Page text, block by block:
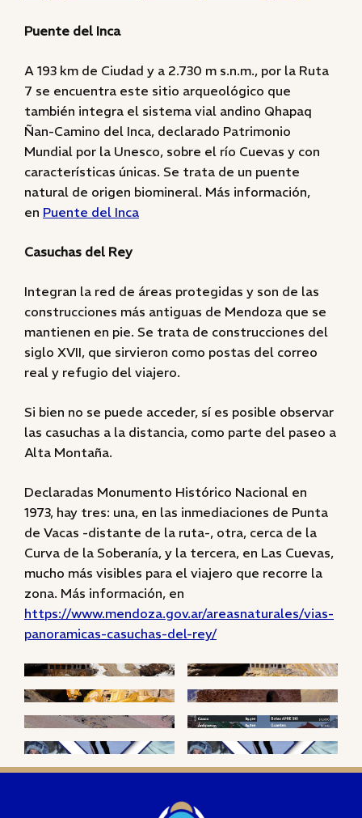
Puente del Inca
A 193 km de Ciudad y a 2.730 m s.n.m., por la Ruta
7 se encuentra este sitio arqueológico que
también integra el sistema vial andino Qhapaq
Ñan-Camino del Inca, declarado Patrimonio
Mundial por la Unesco, sobre el río Cuevas y con
características únicas. Se trata de un puente
natural de origen biomineral. Más información,
en Puente del Inca
Casuchas del Rey
Integran la red de áreas protegidas y son de las
construcciones más antiguas de Mendoza que se
mantienen en pie. Se trata de construcciones del
siglo XVII, que sirvieron como postas del correo
real y refugio del viajero.
Si bien no se puede acceder, sí es posible observar
las casuchas a la distancia, como parte del paseo a
Alta Montaña.
Declaradas Monumento Histórico Nacional en
1973, hay tres: una, en las inmediaciones de Punta
de Vacas -distante de la ruta-, otra, cerca de la
Curva de la Soberanía, y la tercera, en Las Cuevas,
mucho más visibles para el viajero que recorre la
zona. Más información, en
https://www.mendoza.gov.ar/areasnaturales/vias-
panoramicas-casuchas-del-rey/